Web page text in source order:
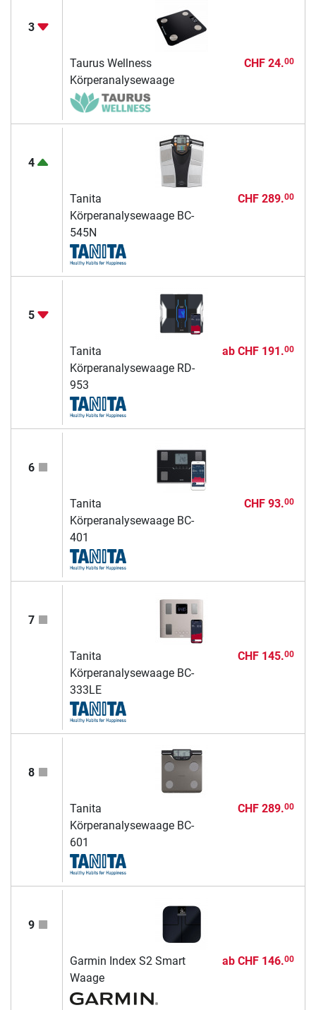
3
Taurus Wellness
Körperanalysewaage
CHF 24.00
4
Tanita
Körperanalysewaage BC-
545N
CHF 289.00
5
Tanita
Körperanalysewaage RD-
953
ab CHF 191.00
6
Tanita
Körperanalysewaage BC-
401
CHF 93.00
7
Tanita
Körperanalysewaage BC-
333LE
CHF 145.00
8
Tanita
Körperanalysewaage BC-
601
CHF 289.00
9
Garmin Index S2 Smart
Waage
ab CHF 146.00